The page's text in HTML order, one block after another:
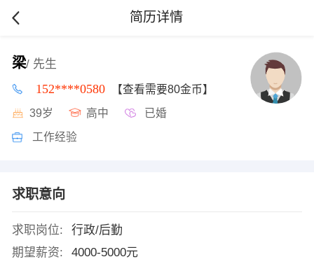
简历详情
梁/ 先生
152****0580 【查看需要80金币】
39岁 高中 已婚
工作经验
求职意向
求职岗位:
行政/后勤
期望薪资:
4000-5000元